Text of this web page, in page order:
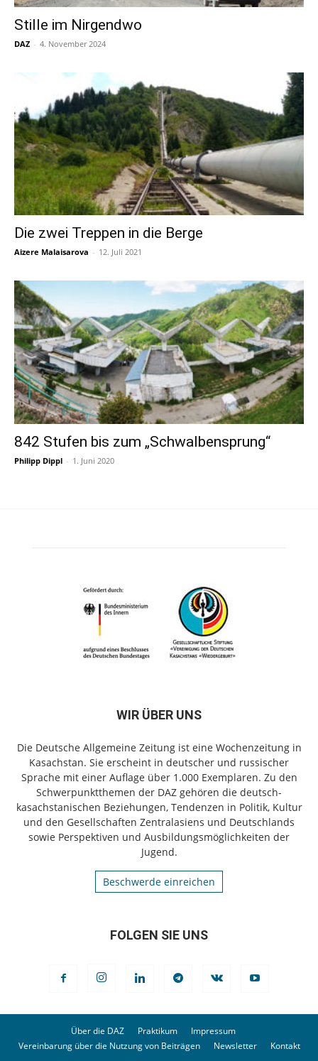
Stille im Nirgendwo
DAZ - 4. November 2024
Die zwei Treppen in die Berge
Aizere Malaisarova - 12. Juli 2021
842 Stufen bis zum „Schwalbensprung“
Philipp Dippl - 1. Juni 2020
WIR ÜBER UNS
Die Deutsche Allgemeine Zeitung ist eine Wochenzeitung in
Kasachstan. Sie erscheint in deutscher und russischer
Sprache mit einer Auflage über 1.000 Exemplaren. Zu den
Schwerpunktthemen der DAZ gehören die deutsch-
kasachstanischen Beziehungen, Tendenzen in Politik, Kultur
und den Gesellschaften Zentralasiens und Deutschlands
sowie Perspektiven und Ausbildungsmöglichkeiten der
Jugend.
Beschwerde einreichen
FOLGEN SIE UNS
Über die DAZ Praktikum
Impressum
Vereinbarung über die Nutzung von Beiträgen
Newsletter Kontakt